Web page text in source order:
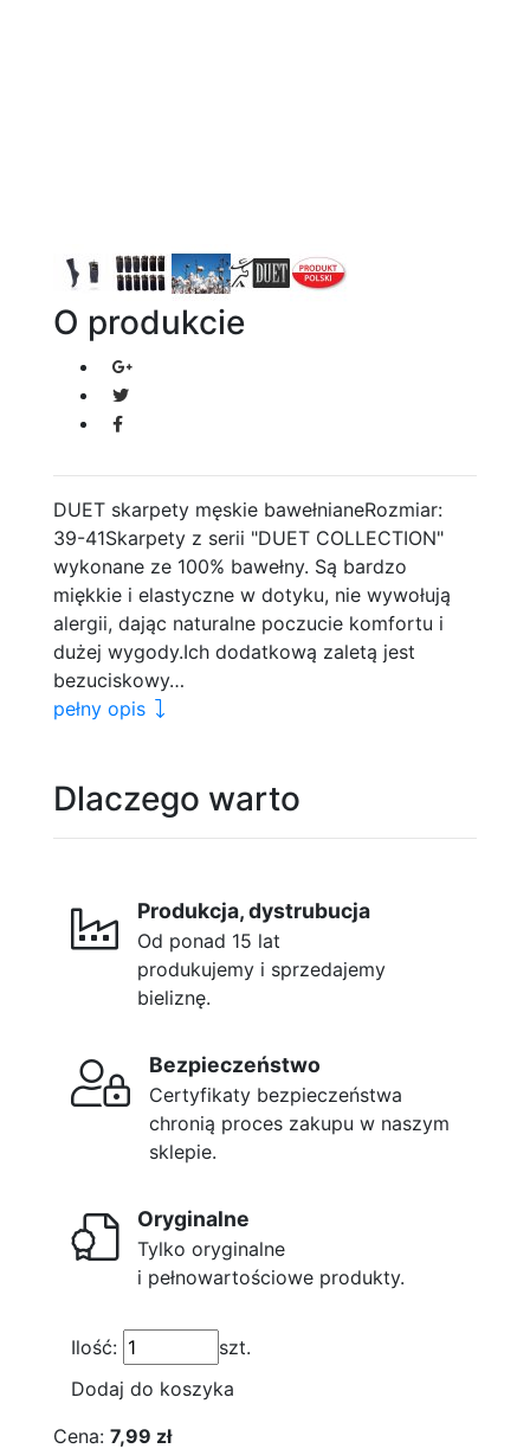
O produkcie
DUET skarpety męskie bawełnianeRozmiar:
39-41Skarpety z serii "DUET COLLECTION"
wykonane ze 100% bawełny. Są bardzo
miękkie i elastyczne w dotyku, nie wywołują
alergii, dając naturalne poczucie komfortu i
dużej wygody.Ich dodatkową zaletą jest
bezuciskowy…
pełny opis
Dlaczego warto
Produkcja, dystrubucja
Od ponad 15 lat
produkujemy i sprzedajemy
bieliznę.
Bezpieczeństwo
Certyfikaty bezpieczeństwa
chronią proces zakupu w naszym
sklepie.
Oryginalne
Tylko oryginalne
i pełnowartościowe produkty.
Ilość:
szt.
Dodaj do koszyka
Cena: 7,99 zł